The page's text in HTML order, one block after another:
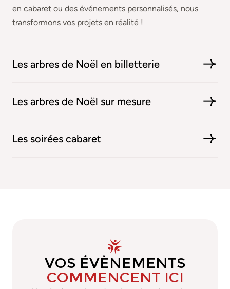
en cabaret ou des événements personnalisés, nous
transformons vos projets en réalité !
Les arbres de Noël en billetterie
Les arbres de Noël sur mesure
Les soirées cabaret
VOS ÉVÈNEMENTS
COMMENCENT ICI